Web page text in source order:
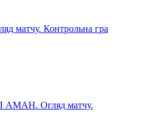
Контрольна гра
Огляд матчу.